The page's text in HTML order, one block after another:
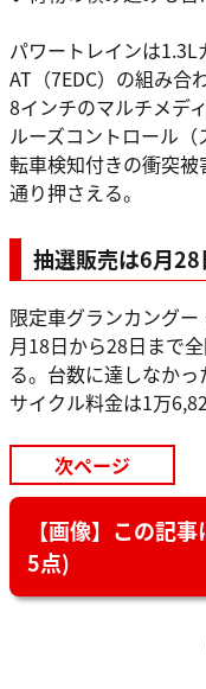
パワートレインは
AT（7EDC）の組み合
8インチのマルチメデ
ルーズコントロール
転車検知付きの衝突
通り押さえる。
抽選販売は6月28
限定車グランカング
月18日から28日まで
る。台数に達しなか
サイクル料金は1万
次ページ
【画像】この記
5点)